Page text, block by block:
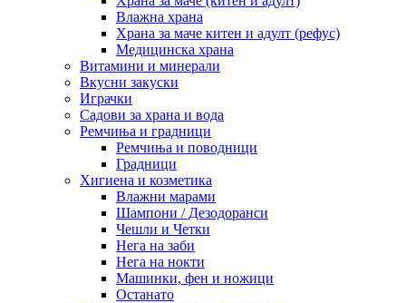
Влажна храна
Храна за маче китен и адулт (рефус)
Медицинска храна
Витамини и минерали
Вкусни закуски
Играчки
Садови за храна и вода
Ремчиња и градници
Ремчиња и поводници
Градници
Хигиена и козметика
Влажни марами
Шампони / Дезодоранси
Чешли и Четки
Нега на заби
Нега на нокти
Машинки, фен и ножици
Останато